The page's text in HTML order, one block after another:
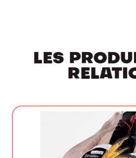
LES